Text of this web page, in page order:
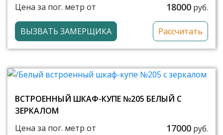
Цена за пог. метр от
18000 руб.
ВЫЗВАТЬ ЗАМЕРЩИКА Рассчитать
ВСТРОЕННЫЙ ШКАФ-КУПЕ №205 БЕЛЫЙ С
ЗЕРКАЛОМ
Цена за пог. метр от
17000 руб.